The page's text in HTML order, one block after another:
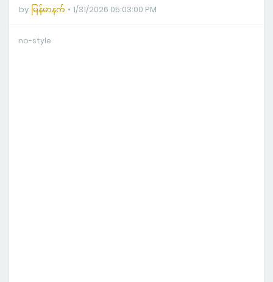
by မြန်မာနက် 1/31/2026 05:03:00 PM
no-style